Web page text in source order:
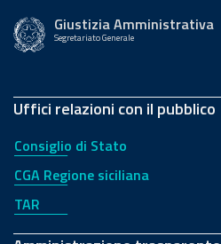
Giustizia Amministrativa
Segretariato Generale
Uffici relazioni con il pubblico
Consiglio di Stato
CGA Regione siciliana
TAR